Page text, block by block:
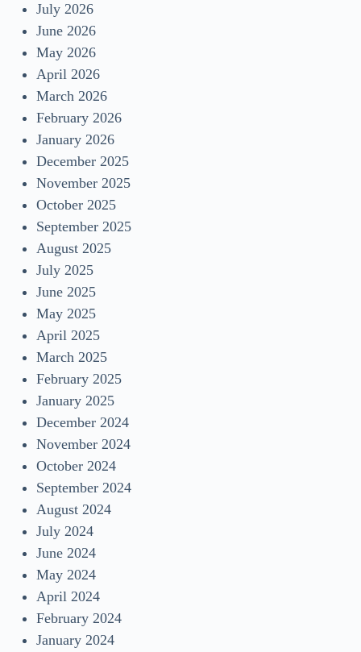
July 2026
June 2026
May 2026
April 2026
March 2026
February 2026
January 2026
December 2025
November 2025
October 2025
September 2025
August 2025
July 2025
June 2025
May 2025
April 2025
March 2025
February 2025
January 2025
December 2024
November 2024
October 2024
September 2024
August 2024
July 2024
June 2024
May 2024
April 2024
February 2024
January 2024